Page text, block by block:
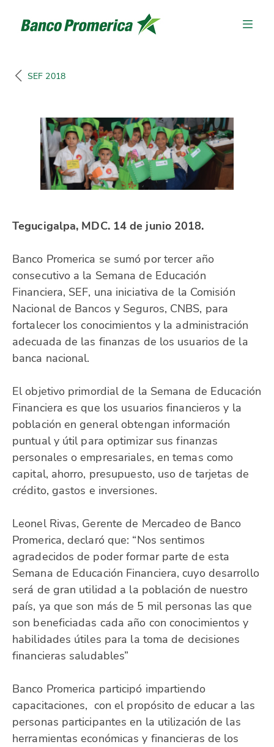
SEF 2018
Tegucigalpa, MDC. 14 de junio 2018.
Banco Promerica se sumó por tercer año
consecutivo a la Semana de Educación
Financiera, SEF, una iniciativa de la Comisión
Nacional de Bancos y Seguros, CNBS, para
fortalecer los conocimientos y la administración
adecuada de las finanzas de los usuarios de la
banca nacional.
El objetivo primordial de la Semana de Educación
Financiera es que los usuarios financieros y la
población en general obtengan información
puntual y útil para optimizar sus finanzas
personales o empresariales, en temas como
capital, ahorro, presupuesto, uso de tarjetas de
crédito, gastos e inversiones.
Leonel Rivas, Gerente de Mercadeo de Banco
Promerica, declaró que: “Nos sentimos
agradecidos de poder formar parte de esta
Semana de Educación Financiera, cuyo desarrollo
será de gran utilidad a la población de nuestro
país, ya que son más de 5 mil personas las que
son beneficiadas cada año con conocimientos y
habilidades útiles para la toma de decisiones
financieras saludables”
Banco Promerica participó impartiendo
capacitaciones, con el propósito de educar a las
personas participantes en la utilización de las
herramientas económicas y financieras de los